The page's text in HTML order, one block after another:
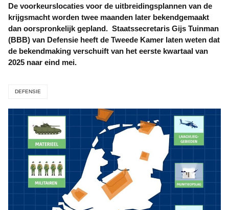
De voorkeurslocaties voor de uitbreidingsplannen van de
krijgsmacht worden twee maanden later bekendgemaakt
dan oorspronkelijk gepland. Staatssecretaris Gijs Tuinman
(BBB) van Defensie heeft de Tweede Kamer laten weten dat
de bekendmaking verschuift van het eerste kwartaal van
2025 naar eind mei.
DEFENSIE